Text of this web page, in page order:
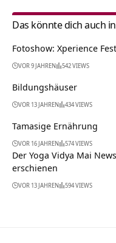
Das könnte dich auch
Fotoshow: Xperience
VOR 9 JAHREN 542 VIEWS
Bildungshäuser
VOR 13 JAHREN 434 VIEWS
Tamasige Ernährung
VOR 16 JAHREN 574 VIEWS
Der Yoga Vidya Mai
erschienen
VOR 13 JAHREN 594 VIEWS